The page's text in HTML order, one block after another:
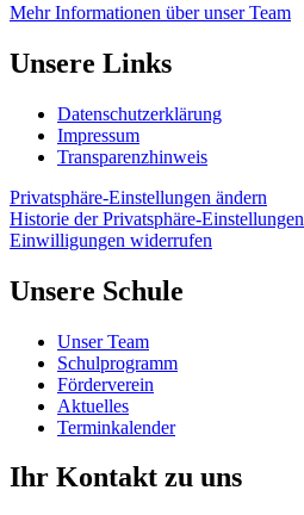
Mehr Informationen über unser Team
Unsere Links
Datenschutzerklärung
Impressum
Transparenzhinweis
Privatsphäre-Einstellungen ändern
Historie der Privatsphäre-Einstellungen
Einwilligungen widerrufen
Unsere Schule
Unser Team
Schulprogramm
Förderverein
Aktuelles
Terminkalender
Ihr Kontakt zu uns